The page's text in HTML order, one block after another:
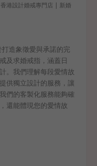
港設計婚戒專門店 | 新婚
造象徵愛與承諾的完
及求婚戒指，涵蓋日
。我們理解每段愛情故
供獨立設計的服務，讓
們的客製化服務能夠確
還能體現您的愛情故